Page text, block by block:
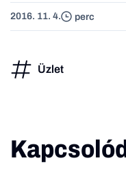
2016. 11. 4. perc
Üzlet